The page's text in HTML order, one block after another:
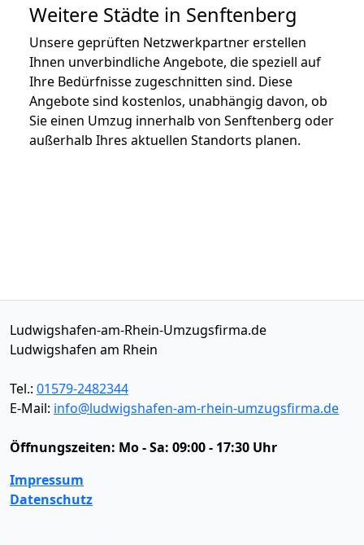
Weitere Städte in Senftenberg
Unsere geprüften Netzwerkpartner erstellen
Ihnen unverbindliche Angebote, die speziell auf
Ihre Bedürfnisse zugeschnitten sind. Diese
Angebote sind kostenlos, unabhängig davon, ob
Sie einen Umzug innerhalb von Senftenberg oder
außerhalb Ihres aktuellen Standorts planen.
Ludwigshafen-am-Rhein-Umzugsfirma.de
Ludwigshafen am Rhein
Tel.: 01579-2482344
E-Mail: info@ludwigshafen-am-rhein-umzugsfirma.de
Öffnungszeiten: Mo - Sa: 09:00 - 17:30 Uhr
Impressum
Datenschutz